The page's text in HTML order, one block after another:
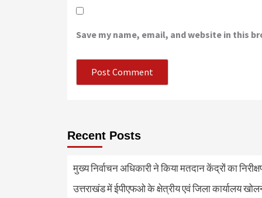
Save my name, email, and website in this
Recent Posts
मुख्य निर्वाचन अधिकारी ने किया मतदान केंद्रों का
उत्तराखंड में ईपीएफओ के क्षेत्रीय एवं जिला कार्यालय